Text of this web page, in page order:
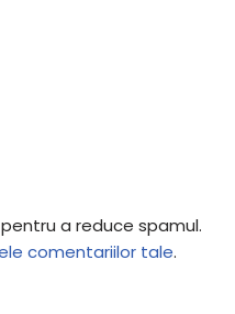
a reduce spamul.
comentariilor tale.